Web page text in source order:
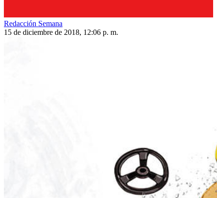
Redacción Semana
15 de diciembre de 2018, 12:06 p. m.